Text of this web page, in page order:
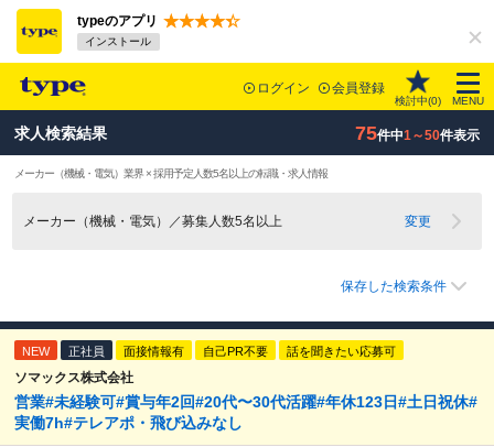
typeのアプリ
インストール
ログイン 会員登録
検討中(0) MENU
求人検索結果 75件中1～50件表示
メーカー（機械・電気）業界 × 採用予定人数5名以上の転職・求人情報
メーカー（機械・電気）／募集人数5名以上 変更
保存した検索条件
NEW 正社員 面接情報有 自己PR不要 話を聞きたい応募可
ソマックス株式会社
営業#未経験可#賞与年2回#20代〜30代活躍#年休123日#土日祝休#
実働7h#テレアポ・飛び込みなし